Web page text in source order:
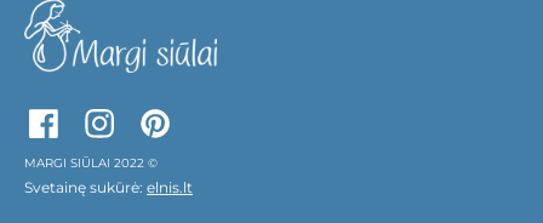
MARGI SIŪLAI 2022 ©
Svetainę sukūrė: elnis.lt